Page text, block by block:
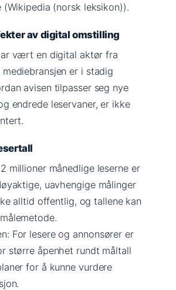
(Wikipedia (norsk leksikon)).
av digital omstilling
vært en digital aktør fra
er i stadig
avisen tilpasser seg nye
endrede leservaner, er ikke
millioner månedlige leserne er
uavhengige målinger
alltid offentlig, og tallene kan
For lesere og annonsører er
større åpenhet rundt måltall
for å kunne vurdere